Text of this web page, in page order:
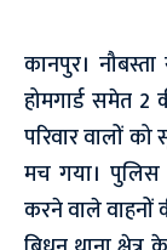
कानपुर।
होमगार्ड समेत
परिवार वालों
मच गया।
करने वाले